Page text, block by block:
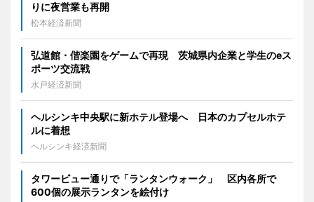
りに夜営業も再開
松本経済新聞
弘道館・偕楽園をゲームで再現 茨城県内企業と学生のeス
ポーツ交流戦
水戸経済新聞
ヘルシンキ中央駅に新ホテル登場へ 日本のカプセルホテ
ルに着想
ヘルシンキ経済新聞
タワービュー通りで「ランタンウォーク」 区内各所で
600個の展示ランタンを絵付け